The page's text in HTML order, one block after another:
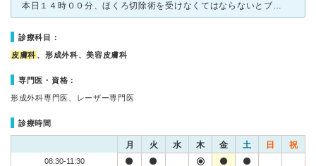
本日１４時００分、ほくろ切除術を受けなくてはならないとブルーの気持ちの中、１３時３０分医院で受付を済ませた。もうまな板の鯉だ～との思いの中、血圧と酸素を測定され、まな板の上へうつ伏せになった。ドクター
診療科目：
皮膚科 、形成外科、美容皮膚科
専門医・資格：
形成外科専門医、レーザー専門医
診療時間
月 火 水 木 金 土 日 祝
08:30-11:30